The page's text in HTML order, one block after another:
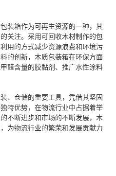
装箱作为可再生资源的一种，其
关注。采用可回收木材制作的包
用的方式减少资源浪费和环境污
的创新，木质包装箱在环保方面
醛含量的胶黏剂、推广水性涂料
、仓储的重要工具，凭借其坚固
特优势，在物流行业中占据着举
不断进步和市场的不断发展，木
为物流行业的繁荣和发展贡献力